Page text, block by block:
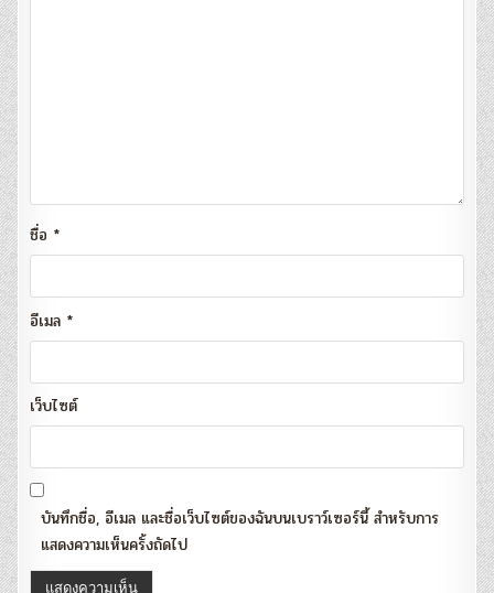
ชื่อ *
อีเมล *
เว็บไซต์
บันทึกชื่อ, อีเมล และชื่อเว็บไซต์ของฉันบนเบราว์เซอร์นี้ สำหรับการ
แสดงความเห็นครั้งถัดไป